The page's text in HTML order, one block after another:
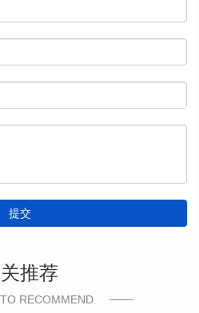
提交
推荐
RECOMMEND